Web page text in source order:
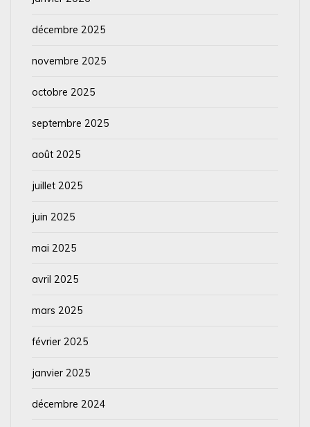
décembre 2025
novembre 2025
octobre 2025
septembre 2025
août 2025
juillet 2025
juin 2025
mai 2025
avril 2025
mars 2025
février 2025
janvier 2025
décembre 2024